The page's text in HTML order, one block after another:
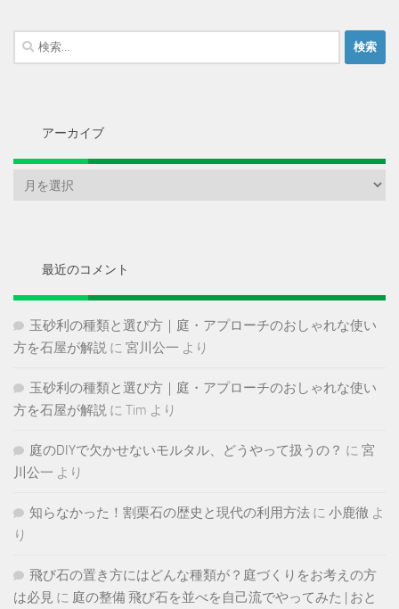
検
索:
アーカイブ
最近のコメント
玉砂利の種類と選び方｜庭・アプローチのおしゃれな使い
方を石屋が解説 に 宮川公一 より
玉砂利の種類と選び方｜庭・アプローチのおしゃれな使い
方を石屋が解説 に Tim より
庭のDIYで欠かせないモルタル、どうやって扱うの？ に 宮
川公一 より
知らなかった！割栗石の歴史と現代の利用方法 に 小鹿徹 よ
り
飛び石の置き方にはどんな種類が？庭づくりをお考えの方
は必見 に 庭の整備 飛び石を並べを自己流でやってみた | おと